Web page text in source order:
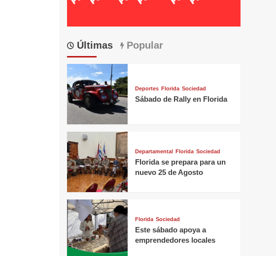
Últimas Popular
Deportes Florida Sociedad
Sábado de Rally en Florida
Departamental Florida Sociedad
Florida se prepara para un
nuevo 25 de Agosto
Florida Sociedad
Este sábado apoya a
emprendedores locales